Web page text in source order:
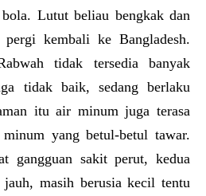
Lutut beliau bengkak dan
kembali ke Bangladesh.
tidak tersedia banyak
tidak baik, sedang berlaku
itu air minum juga terasa
yang betul-betul tawar.
gangguan sakit perut, kedua
masih berusia kecil tentu